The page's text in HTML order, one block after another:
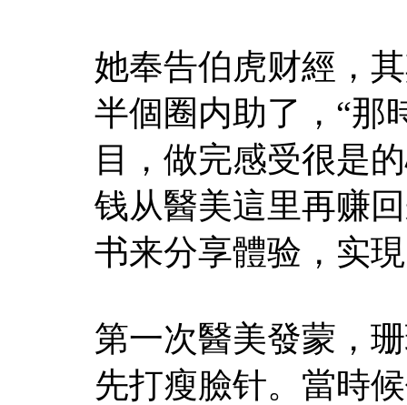
她奉告伯虎财經，
半個圈内助了，“那
目，做完感受很是
钱从醫美這里再赚
书来分享體验，实
第一次醫美發蒙，
先打瘦臉针。當時